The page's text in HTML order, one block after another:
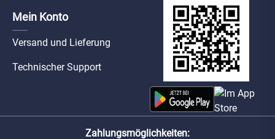
Mein Konto
Versand und Lieferung
Technischer Support
Zahlungsmöglichkeiten: